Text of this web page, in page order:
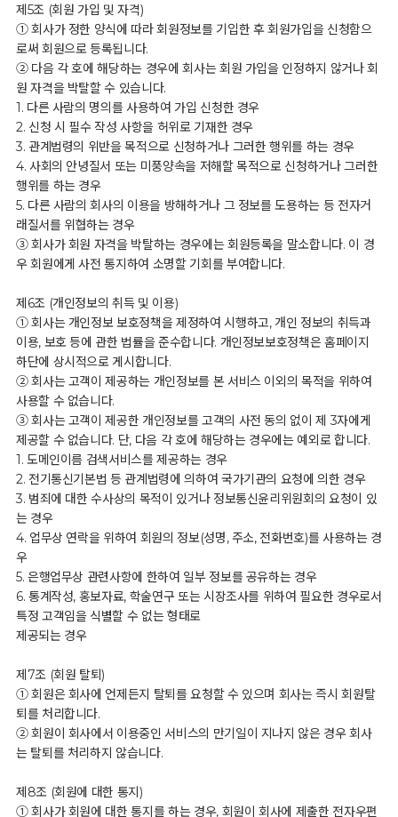
제5조 (회원 가입 및 자격)
① 회사가 정한 양식에 따라 회원정보를 기입한 후 회원가입을 신청함으
로써 회원으로 등록됩니다.
② 다음 각 호에 해당하는 경우에 회사는 회원 가입을 인정하지 않거나 회
원 자격을 박탈할 수 있습니다.
1. 다른 사람의 명의를 사용하여 가입 신청한 경우
2. 신청 시 필수 작성 사항을 허위로 기재한 경우
3. 관계법령의 위반을 목적으로 신청하거나 그러한 행위를 하는 경우
4. 사회의 안녕질서 또는 미풍양속을 저해할 목적으로 신청하거나 그러한
행위를 하는 경우
5. 다른 사람의 회사의 이용을 방해하거나 그 정보를 도용하는 등 전자거
래질서를 위협하는 경우
③ 회사가 회원 자격을 박탈하는 경우에는 회원등록을 말소합니다. 이 경
우 회원에게 사전 통지하여 소명할 기회를 부여합니다.
제6조 (개인정보의 취득 및 이용)
① 회사는 개인정보 보호정책을 제정하여 시행하고, 개인 정보의 취득과
이용, 보호 등에 관한 법률을 준수합니다. 개인정보보호정책은 홈페이지
하단에 상시적으로 게시합니다.
② 회사는 고객이 제공하는 개인정보를 본 서비스 이외의 목적을 위하여
사용할 수 없습니다.
③ 회사는 고객이 제공한 개인정보를 고객의 사전 동의 없이 제 3자에게
제공할 수 없습니다. 단, 다음 각 호에 해당하는 경우에는 예외로 합니다.
1. 도메인이름 검색서비스를 제공하는 경우
2. 전기통신기본법 등 관계법령에 의하여 국가기관의 요청에 의한 경우
3. 범죄에 대한 수사상의 목적이 있거나 정보통신윤리위원회의 요청이 있
는 경우
4. 업무상 연락을 위하여 회원의 정보(성명, 주소, 전화번호)를 사용하는 경
우
5. 은행업무상 관련사항에 한하여 일부 정보를 공유하는 경우
6. 통계작성, 홍보자료, 학술연구 또는 시장조사를 위하여 필요한 경우로서
특정 고객임을 식별할 수 없는 형태로
제공되는 경우
제7조 (회원 탈퇴)
① 회원은 회사에 언제든지 탈퇴를 요청할 수 있으며 회사는 즉시 회원탈
퇴를 처리합니다.
② 회원이 회사에서 이용중인 서비스의 만기일이 지나지 않은 경우 회사
는 탈퇴를 처리하지 않습니다.
제8조 (회원에 대한 통지)
① 회사가 회원에 대한 통지를 하는 경우, 회원이 회사에 제출한 전자우편